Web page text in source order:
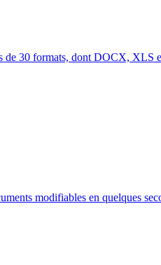
de 30 formats, dont DOCX, XLS
modifiables en quelques